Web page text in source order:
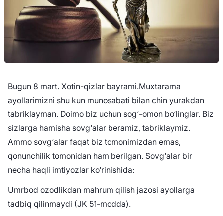
Bugun 8 mart. Xotin-qizlar bayrami.Muxtarama
ayollarimizni shu kun munosabati bilan chin yurakdan
tabriklayman. Doimo biz uchun sog‘-omon bo‘linglar. Biz
sizlarga hamisha sovg‘alar beramiz, tabriklaymiz.
Ammo sovg‘alar faqat biz tomonimizdan emas,
qonunchilik tomonidan ham berilgan. Sovg‘alar bir
necha haqli imtiyozlar ko‘rinishida:
Umrbod ozodlikdan mahrum qilish jazosi ayollarga
tadbiq qilinmaydi (JK 51-modda).